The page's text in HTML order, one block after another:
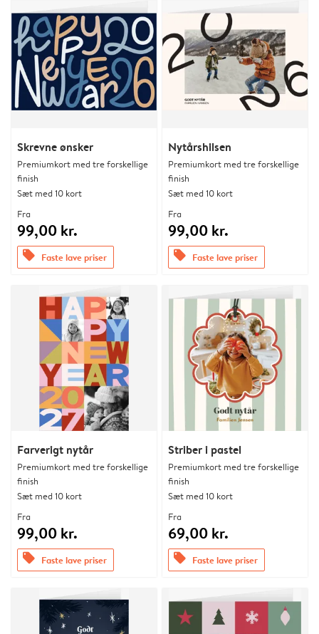
Skrevne ønsker
Premiumkort med tre forskellige
finish
Sæt med 10 kort
Fra
99,00 kr.
offers Faste lave priser
Nytårshilsen
Premiumkort med tre forskellige
finish
Sæt med 10 kort
Fra
99,00 kr.
offers Faste lave priser
Farverigt nytår
Premiumkort med tre forskellige
finish
Sæt med 10 kort
Fra
99,00 kr.
offers Faste lave priser
Striber i pastel
Premiumkort med tre forskellige
finish
Sæt med 10 kort
Fra
69,00 kr.
offers Faste lave priser